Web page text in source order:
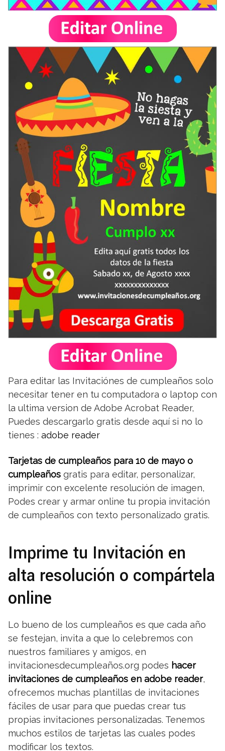
Para editar las Invitaciónes de cumpleaños solo
necesitar tener en tu computadora o laptop con
la ultima version de Adobe Acrobat Reader,
Puedes descargarlo gratis desde aquí si no lo
tienes : adobe reader
Tarjetas de cumpleaños para 10 de mayo o
cumpleaños gratis para editar, personalizar,
imprimir con excelente resolución de imagen,
Podes crear y armar online tu propia invitación
de cumpleaños con texto personalizado gratis.
Imprime tu Invitación en
alta resolución o compártela
online
Lo bueno de los cumpleaños es que cada año
se festejan, invita a que lo celebremos con
nuestros familiares y amigos, en
invitacionesdecumpleaños.org podes hacer
invitaciones de cumpleaños en adobe reader,
ofrecemos muchas plantillas de invitaciones
fáciles de usar para que puedas crear tus
propias invitaciones personalizadas. Tenemos
muchos estilos de tarjetas las cuales podes
modificar los textos.